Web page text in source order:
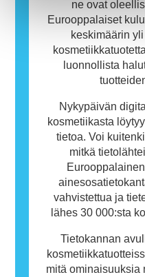
ne ovat
Eurooppalaiset
keskimäärin
luonnollista
Nykypäivän
kosmetiikasta
tietoa. Voi
mitkä
vahvistettua ja
lähes 30 000:sta
Tietokannan
mitä ominaisuuksia